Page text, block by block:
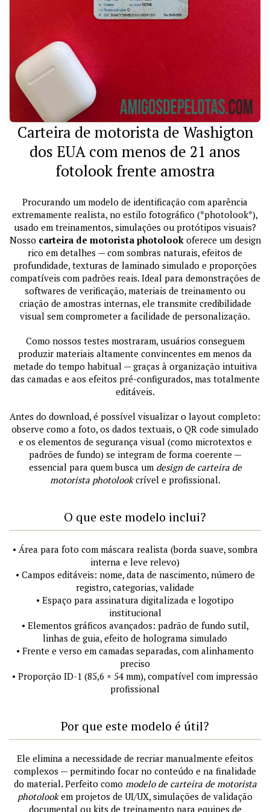
Carteira de motorista de Washigton
dos EUA com menos de 21 anos
fotolook frente amostra
Procurando um modelo de identificação com aparência
extremamente realista, no estilo fotográfico (*photolook*),
usado em treinamentos, simulações ou protótipos visuais?
Nosso carteira de motorista photolookoferece um design
rico em detalhes — com sombras naturais, efeitos de
profundidade, texturas de laminado simulado e proporções
compatíveis com padrões reais. Ideal para demonstrações de
softwares de verificação, materiais de treinamento ou
criação de amostras internas, ele transmite credibilidade
visual sem comprometer a facilidade de personalização.
Como nossos testes mostraram, usuários conseguem
produzir materiais altamente convincentes em menos da
metade do tempo habitual — graças à organização intuitiva
das camadas e aos efeitos pré-configurados, mas totalmente
editáveis.
Antes do download, é possível visualizar o layout completo:
observe como a foto, os dados textuais, o QR code simulado
e os elementos de segurança visual (como microtextos e
padrões de fundo) se integram de forma coerente —
essencial para quem busca um design de carteira de
motorista photolookcrível e profissional.
O que este modelo inclui?
• Área para foto com máscara realista (borda suave, sombra
interna e leve relevo)
• Campos editáveis: nome, data de nascimento, número de
registro, categorias, validade
• Espaço para assinatura digitalizada e logotipo
institucional
• Elementos gráficos avançados: padrão de fundo sutil,
linhas de guia, efeito de holograma simulado
• Frente e verso em camadas separadas, com alinhamento
preciso
• Proporção ID-1 (85,6 × 54 mm), compatível com impressão
profissional
Por que este modelo é útil?
Ele elimina a necessidade de recriar manualmente efeitos
complexos — permitindo focar no conteúdo e na finalidade
do material. Perfeito como modelo de carteira de motorista
photolookem projetos de UI/UX, simulações de validação
documental ou kits de treinamento para equipes de